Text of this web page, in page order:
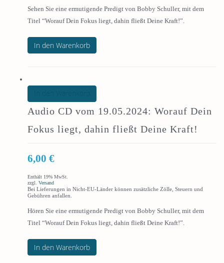
Sehen Sie eine ermutigende Predigt von Bobby Schuller, mit dem
Titel “Worauf Dein Fokus liegt, dahin fließt Deine Kraft!”.
In den Warenkorb
Audio CD vom 19.05.2024: Worauf Dein
Fokus liegt, dahin fließt Deine Kraft!
6,00 €
Enthält 19% MwSt.
zzgl. Versand
Bei Lieferungen in Nicht-EU-Länder können zusätzliche Zölle, Steuern und
Gebühren anfallen.
Hören Sie eine ermutigende Predigt von Bobby Schuller, mit dem
Titel “Worauf Dein Fokus liegt, dahin fließt Deine Kraft!”.
In den Warenkorb